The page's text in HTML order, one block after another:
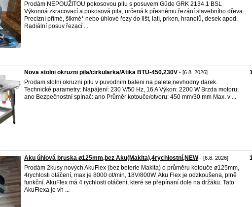
Prodám NEPOUŽITOU pokosovou pilu s posuvem Güde GRK 2134.1 BSL
Výkonná zkracovací a pokosová pila, určená k přesnému řezání stavebního dřeva.
Precizní přímé, šikmé* nebo úhlové řezy do lišt, latí, prken, hranolů, desek apod.
Radiální posuv řezací ...
Nova stolni okruzni pila/cirkularka/Atika BTU-450,230V - [6.8. 2026]
Prodam stolni okruzni pilu v puvodnim baleni na palete,nevhodny darek.
Technické parametry: Napájení: 230 V/50 Hz, 16 A Výkon: 2200 W Brzda motoru:
ano Bezpečnostní spínač: ano Průměr kotouče/otvoru: 450 mm/30 mm Max. v ...
Aku úhlová bruska ø125mm,bez Aku(Makita),4rychlostní,NEW- [6.8. 2026]
Prodám 2kusy nových AkuFlex (bez beterie Makita) o průměru kotouče ø125mm,
4rychlosti otáčení, max je 8000 ot/min, 18V/800W. Aku Flex je odzkoušena, plně
funkční. AkuFlex má 4 rychlosti otáčení, které se přepínaní dole na držáku. Tato
AkuFlexa je vh ...